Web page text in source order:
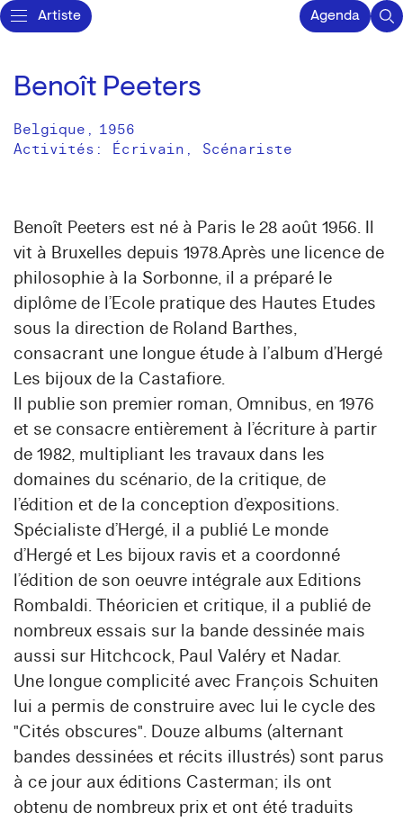
Artiste Agenda
Benoît Peeters
Belgique , 1956
Activités: Écrivain Scénariste
Benoît Peeters est né à Paris le 28 août 1956. Il
vit à Bruxelles depuis 1978.Après une licence de
philosophie à la Sorbonne, il a préparé le
diplôme de l’Ecole pratique des Hautes Etudes
sous la direction de Roland Barthes,
consacrant une longue étude à l’album d’Hergé
Les bijoux de la Castafiore.
Il publie son premier roman, Omnibus, en 1976
et se consacre entièrement à l’écriture à partir
de 1982, multipliant les travaux dans les
domaines du scénario, de la critique, de
l’édition et de la conception d’expositions.
Spécialiste d’Hergé, il a publié Le monde
d’Hergé et Les bijoux ravis et a coordonné
l’édition de son oeuvre intégrale aux Editions
Rombaldi. Théoricien et critique, il a publié de
nombreux essais sur la bande dessinée mais
aussi sur Hitchcock, Paul Valéry et Nadar.
Une longue complicité avec François Schuiten
lui a permis de construire avec lui le cycle des
"Cités obscures". Douze albums (alternant
bandes dessinées et récits illustrés) sont parus
à ce jour aux éditions Casterman; ils ont
obtenu de nombreux prix et ont été traduits